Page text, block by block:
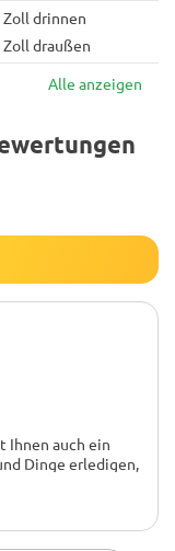
Zoll drinnen
Zoll draußen
Alle anzeigen
Ihnen auch ein
Dinge erledigen,
Musik höre, ist es